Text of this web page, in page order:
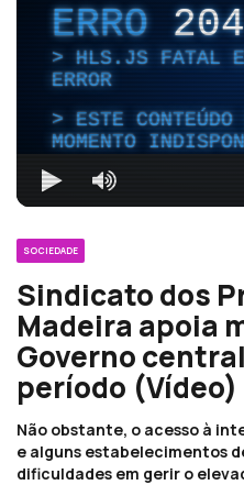
ERRO204
HLS.JS FATAL
ERROR
ESTE
MOMENTO
SOCIEDADE
Sindicato dos
Madeira apoia
Governo
período (Vídeo)
Não obstante, o acesso à
e alguns estabelecimentos
dificuldades em gerir o